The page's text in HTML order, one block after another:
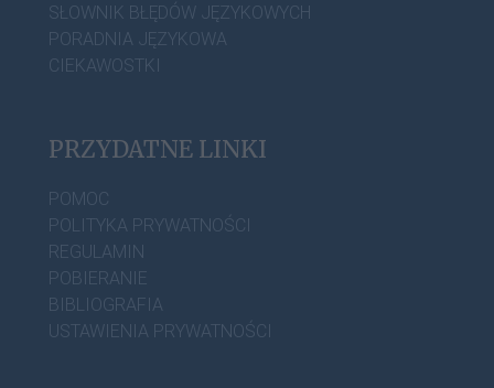
SŁOWNIK BŁĘDÓW JĘZYKOWYCH
PORADNIA JĘZYKOWA
CIEKAWOSTKI
PRZYDATNE LINKI
POMOC
POLITYKA PRYWATNOŚCI
REGULAMIN
POBIERANIE
BIBLIOGRAFIA
USTAWIENIA PRYWATNOŚCI